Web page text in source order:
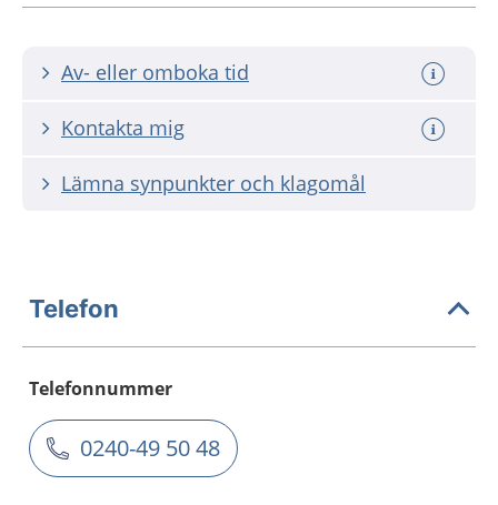
Av- eller omboka tid
Kontakta mig
Lämna synpunkter och klagomål
Telefon
Telefonnummer
0240-49 50 48